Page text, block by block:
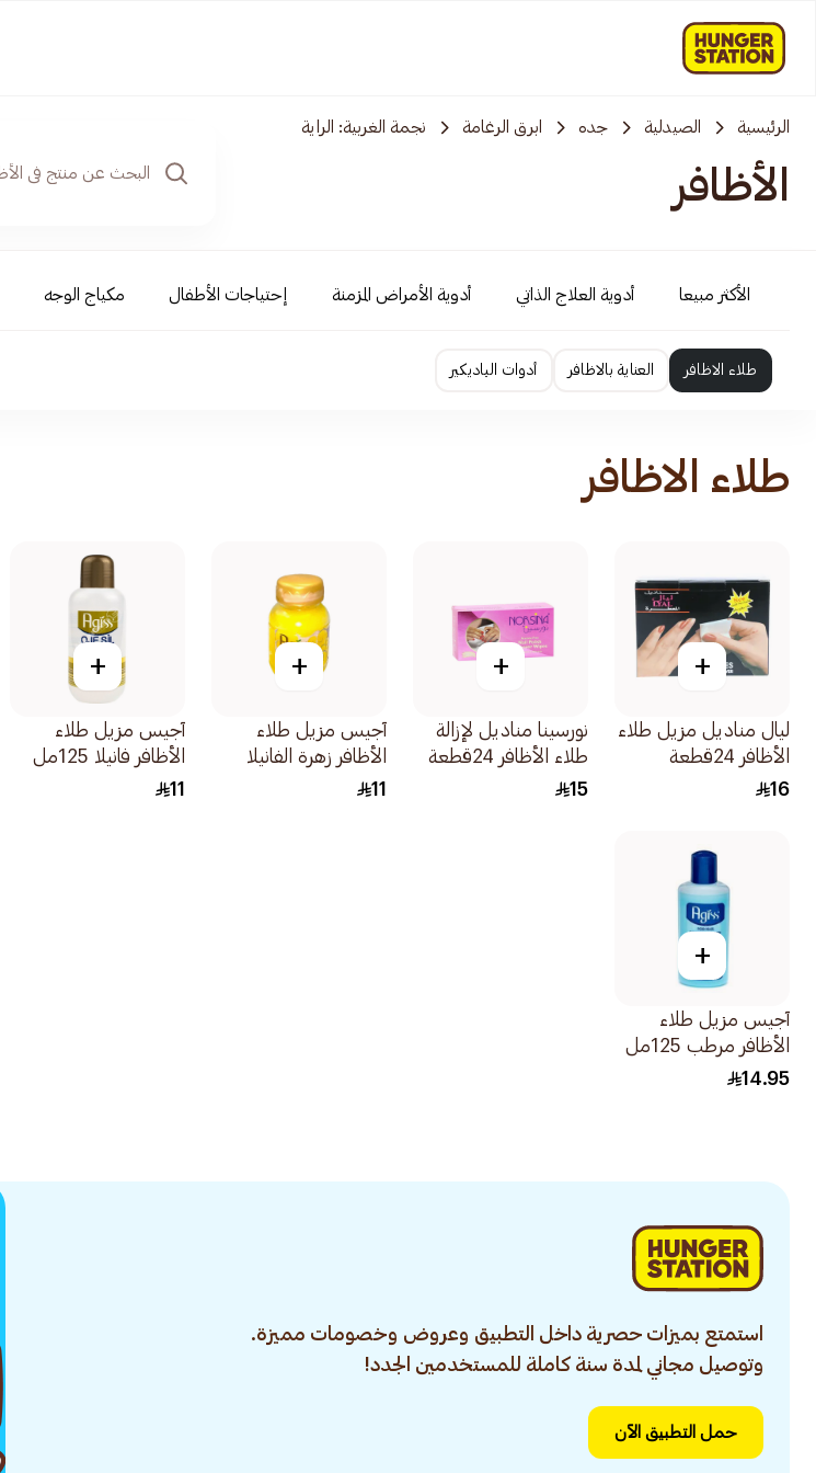
الرئيسية الصيدلية جده ابرق الرغامة نجمة الغربية: الراية
الأظافر
الأكثر مبيعا أدوية العلاج الذاتي أدوية الأمراض المزمنة إحتياجات الأطفال مكياج الوجه
طلاء الاظافر العناية بالاظافر أدوات الباديكير
طلاء الاظافر
+
ليال مناديل مزيل طلاء
الأظافر 24قطعة
16
+
نورسينا مناديل لإزالة
طلاء الأظافر 24قطعة
15
+
آجيس مزيل طلاء
الأظافر زهرة الفانيلا
60مل
11
+
آجيس مزيل طلاء
الأظافر فانيلا 125مل
11
+
آجيس مزيل طلاء
الأظافر مرطب 125مل
14.95
استمتع بميزات حصرية داخل التطبيق وعروض وخصومات مميزة.
وتوصيل مجاني لمدة سنة كاملة للمستخدمين الجدد!
حمل التطبيق الآن